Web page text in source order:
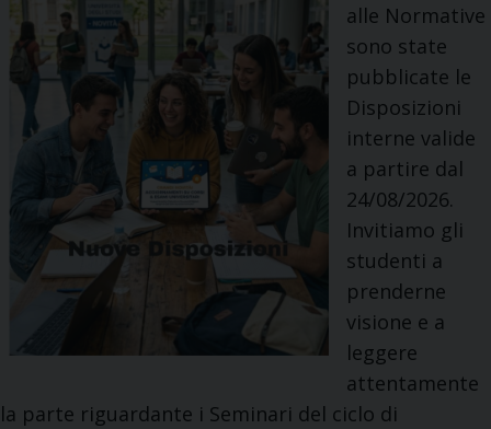
alle Normative
sono state
pubblicate le
Disposizioni
interne valide
a partire dal
24/08/2026.
Invitiamo gli
studenti a
prenderne
visione e a
leggere
attentamente
la parte riguardante i Seminari del ciclo di